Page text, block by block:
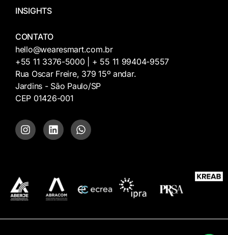
INSIGHTS
CONTATO
hello@wearesmart.com.br
+55 11 3376-5000 | + 55 11 99404-9557
Rua Oscar Freire, 379 15º andar.
Jardins - São Paulo/SP
CEP 01426-001